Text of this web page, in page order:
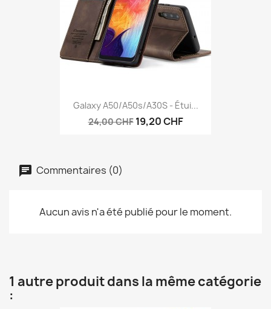
Galaxy A50/A50s/A30S - Étui...
24,00 CHF 19,20 CHF
Commentaires (0)
Aucun avis n'a été publié pour le moment.
1 autre produit dans la même catégorie
: